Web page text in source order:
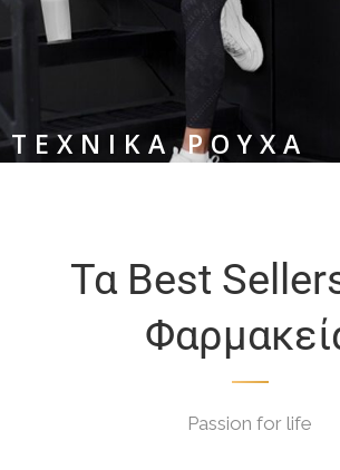
ΤΕΧΝΙΚΑ ΡΟΥΧΑ
Τα Best
Passion for life